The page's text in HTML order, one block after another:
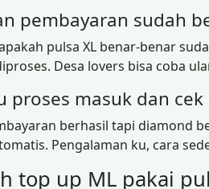
pembayaran sudah
pulsa XL benar-benar
Desa lovers bisa coba
proses masuk dan
berhasil tapi diamond
Pengalaman ku, cara
top up ML pakai